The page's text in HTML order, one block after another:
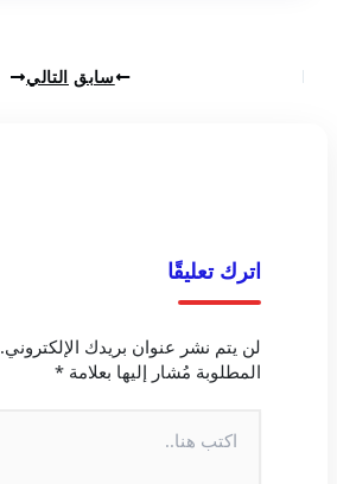
سابق التالي
اترك تعليقًا
لن يتم نشر عنوان بريدك الإلكتروني.
المطلوبة مُشار إليها بعلامة*
هنا..